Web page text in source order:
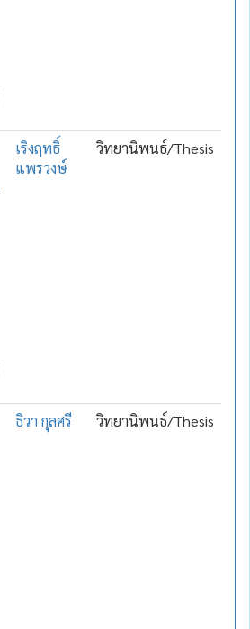
เริงฤทธิ์
แพรวงษ์
วิทยานิพนธ์/Thesis
ธิวา กุลศรี วิทยานิพนธ์/Thesis